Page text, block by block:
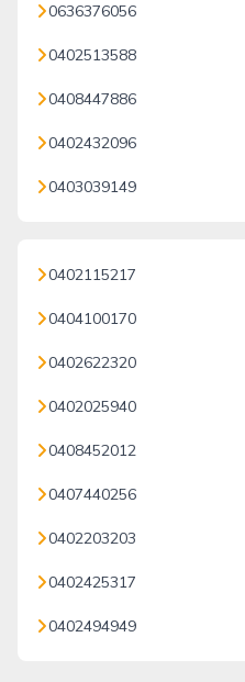
0636376056
0402513588
0408447886
0402432096
0403039149
0402115217
0404100170
0402622320
0402025940
0408452012
0407440256
0402203203
0402425317
0402494949